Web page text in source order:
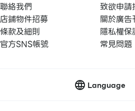
聯絡我們
致欲申請
店鋪物件招募
關於廣告
條款及細則
隱私權保
官方SNS帳號
常見問題
Language